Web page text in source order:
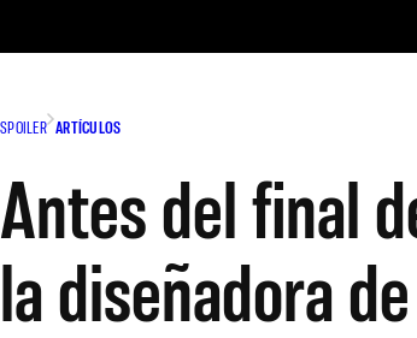
SPOILER ARTÍCULOS
Antes del final
la diseñadora